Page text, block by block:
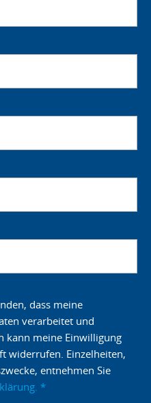
dass meine
verarbeitet und
kann meine Einwilligung
widerrufen. Einzelheiten,
entnehmen Sie
*